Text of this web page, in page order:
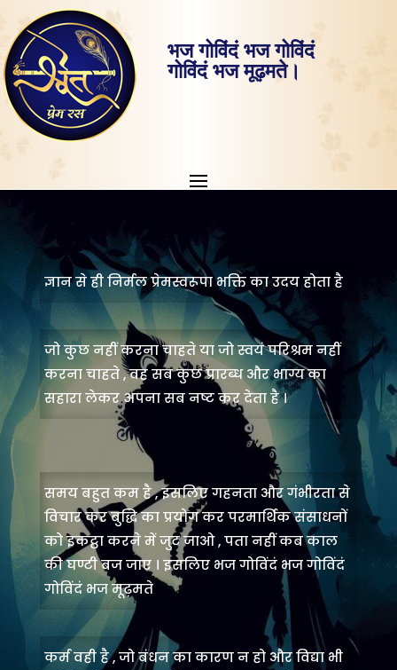
भज गोविंदं भज गोविंदं
गोविंदं भज मूढ़मते।
ज्ञान से ही निर्मल प्रेमस्वरूपा भक्ति का उदय होता है
जो कुछ नहीं करना चाहते या जो स्वयं परिश्रम नहीं
करना चाहते , वह सब कुछ प्रारब्ध और भाग्य का
सहारा लेकर अपना सब नष्ट कर देता है ।
समय बहुत कम है , इसलिए गहनता और गंभीरता से
विचार कर बुद्धि का प्रयोग कर परमार्थिक संसाधनों
को इकट्ठा करने में जुट जाओ , पता नहीं कब काल
की घण्टी बज जाए । इसलिए भज गोविंदं भज गोविंदं
गोविंदं भज मूढ़मते
कर्म वही है , जो बंधन का कारण न हो और विद्या भी